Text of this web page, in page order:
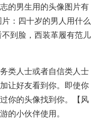
的男生用的头像图片有
：四十岁的男人用什么
到脸，西装革履有范儿
类人士或者自信类人士
让好友看到你。即使你
你的头像找到你。【风
的小伙伴使用。